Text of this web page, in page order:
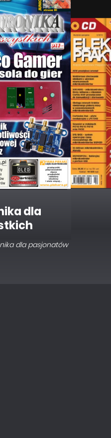
dla
dla pasjonatów